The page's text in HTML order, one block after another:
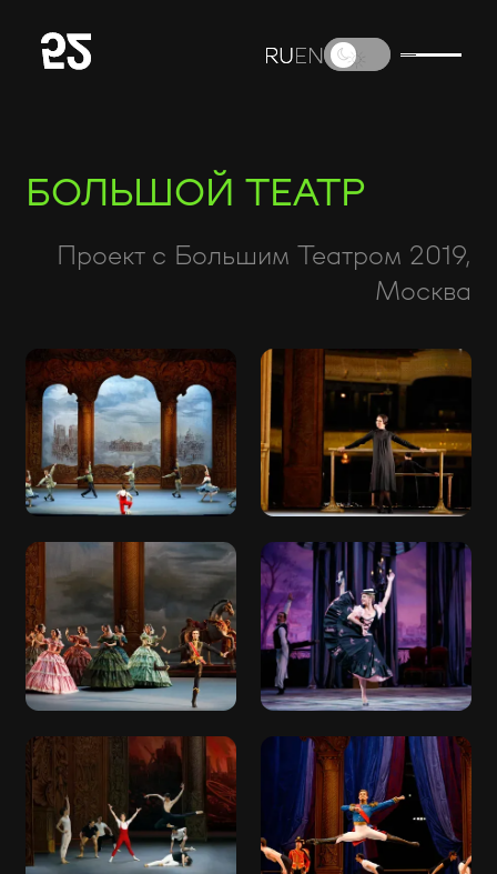
RUEN
RUEN
БОЛЬШОЙ ТЕАТР
Проект с Большим Театром 2019,
Москва